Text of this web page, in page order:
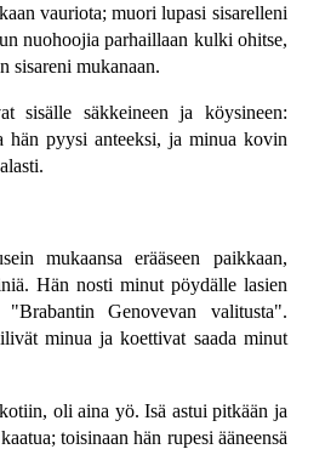
vauriota; muori lupasi sisarelleni
nuohoojia parhaillaan kulki ohitse,
sisareni mukanaan.
sisälle säkkeineen ja köysineen:
hän pyysi anteeksi, ja minua kovin
mukaansa erääseen paikkaan,
Hän nosti minut pöydälle lasien
Genovevan valitusta".
minua ja koettivat saada minut
oli aina yö. Isä astui pitkään ja
toisinaan hän rupesi ääneensä